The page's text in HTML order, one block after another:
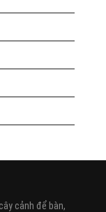
cảnh để bàn,